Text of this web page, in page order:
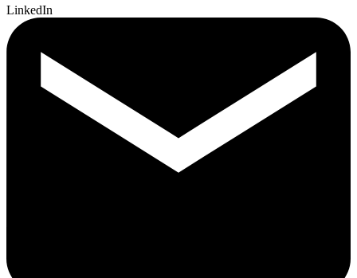
LinkedIn